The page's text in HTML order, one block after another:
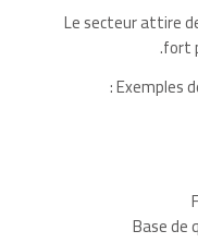
Le secteur attire
fort
Exemples
Base de